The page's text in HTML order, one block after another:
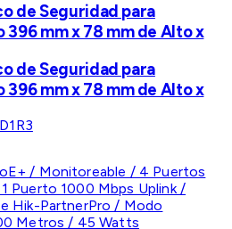
de Seguridad para
396 mm x 78 mm de Alto x
de Seguridad para
396 mm x 78 mm de Alto x